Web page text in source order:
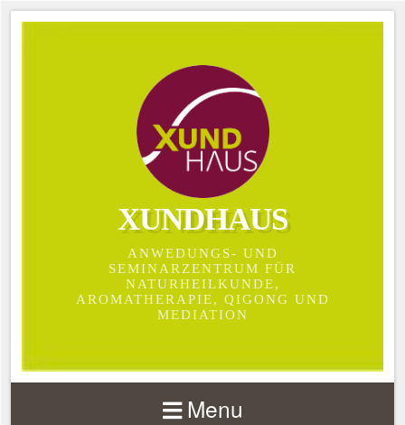
XUNDHAUS
ANWEDUNGS- UND
SEMINARZENTRUM FÜR
NATURHEILKUNDE,
AROMATHERAPIE, QIGONG UND
MEDIATION
Menu